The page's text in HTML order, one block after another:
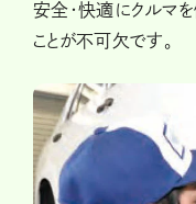
安全・快適にクルマ
ことが不可欠です。